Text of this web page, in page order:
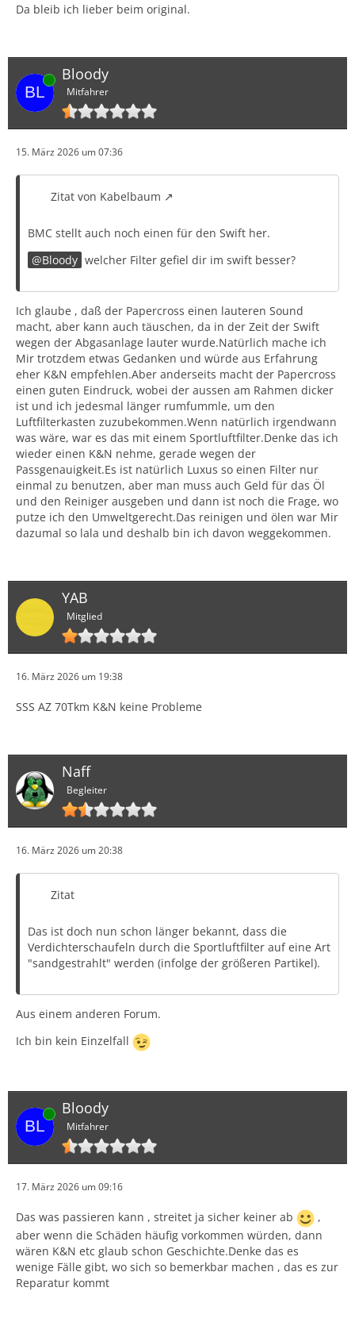
Da bleib ich lieber beim original.
Online Bloody
Mitfahrer
15. März 2026 um 07:36
Zitat von Kabelbaum
BMC stellt auch noch einen für den Swift her.
Bloody welcher Filter gefiel dir im swift besser?
Ich glaube , daß der Papercross einen lauteren Sound
macht, aber kann auch täuschen, da in der Zeit der Swift
wegen der Abgasanlage lauter wurde.Natürlich mache ich
Mir trotzdem etwas Gedanken und würde aus Erfahrung
eher K&N empfehlen.Aber anderseits macht der Papercross
einen guten Eindruck, wobei der aussen am Rahmen dicker
ist und ich jedesmal länger rumfummle, um den
Luftfilterkasten zuzubekommen.Wenn natürlich irgendwann
was wäre, war es das mit einem Sportluftfilter.Denke das ich
wieder einen K&N nehme, gerade wegen der
Passgenauigkeit.Es ist natürlich Luxus so einen Filter nur
einmal zu benutzen, aber man muss auch Geld für das Öl
und den Reiniger ausgeben und dann ist noch die Frage, wo
putze ich den Umweltgerecht.Das reinigen und ölen war Mir
dazumal so lala und deshalb bin ich davon weggekommen.
YAB
Mitglied
16. März 2026 um 19:38
SSS AZ 70Tkm K&N keine Probleme
Naff
Begleiter
16. März 2026 um 20:38
Zitat
Das ist doch nun schon länger bekannt, dass die
Verdichterschaufeln durch die Sportluftfilter auf eine Art
"sandgestrahlt" werden (infolge der größeren Partikel).
Aus einem anderen Forum.
Ich bin kein Einzelfall
Online Bloody
Mitfahrer
17. März 2026 um 09:16
Das was passieren kann , streitet ja sicher keiner ab
,
aber wenn die Schäden häufig vorkommen würden, dann
wären K&N etc glaub schon Geschichte.Denke das es
wenige Fälle gibt, wo sich so bemerkbar machen , das es zur
Reparatur kommt